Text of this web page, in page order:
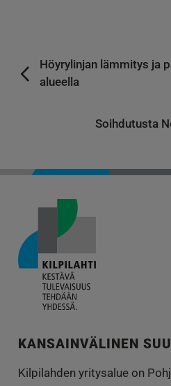
Höyrylinjan lämmitys ja
alueella
Soihdutusta
KANSAINVÄLINEN
Kilpilahden yritysalue on